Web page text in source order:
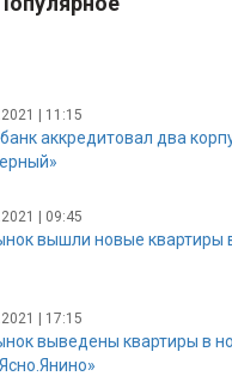
| 11:15
аккредитовал два
| 09:45
вышли новые квартиры
| 17:15
выведены квартиры в